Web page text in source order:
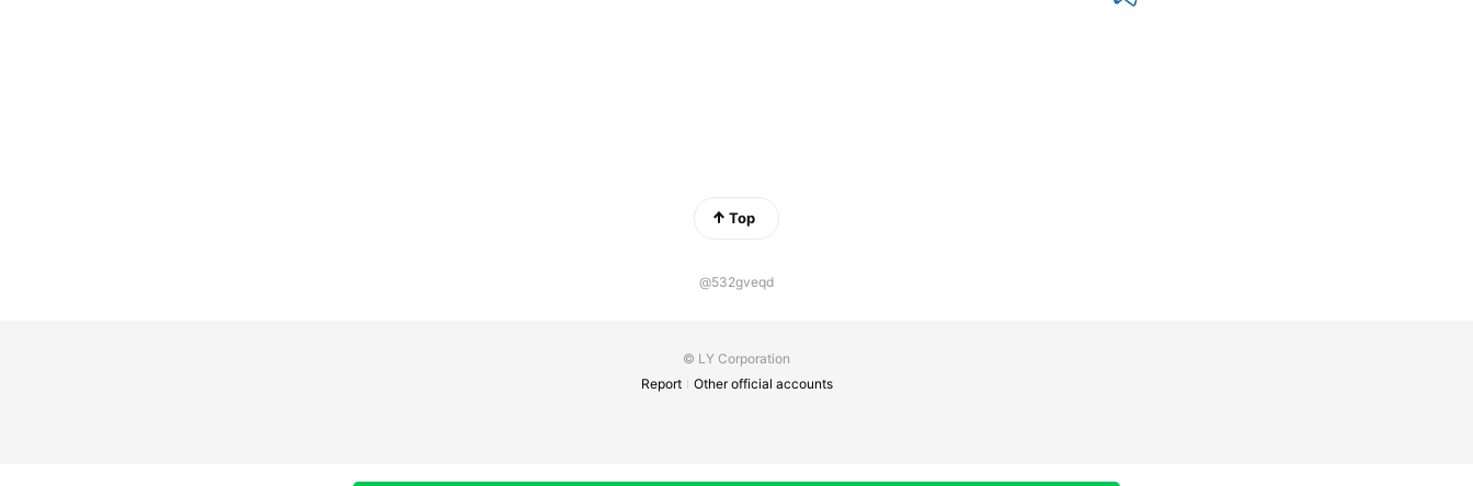
Top
@532gveqd
© LY Corporation
Report
Other official accounts